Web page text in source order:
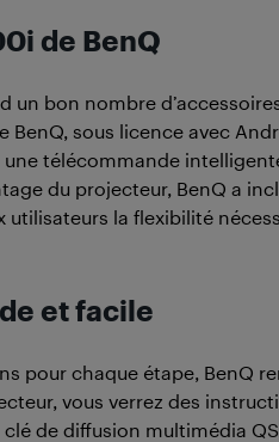
de BenQ
un bon nombre
sous licence avec
télécommande
du projecteur, BenQ a
utilisateurs la flexibilité
et facile
pour chaque étape, BenQ
vous verrez des
clé de diffusion multimédia